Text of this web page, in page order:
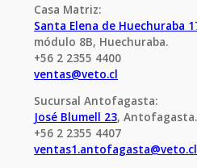
Casa Matriz:
Santa Elena de Huechuraba
módulo 8B, Huechuraba.
+56 2 2355 4400
ventas@veto.cl
Sucursal Antofagasta:
José Blumell 23, Antofagasta.
+56 2 2355 4407
ventas1.antofagasta@veto.cl